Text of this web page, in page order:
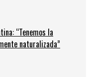
“Tenemos la
naturalizada”